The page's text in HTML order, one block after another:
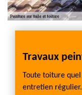
Travaux
Toute toiture
entretien